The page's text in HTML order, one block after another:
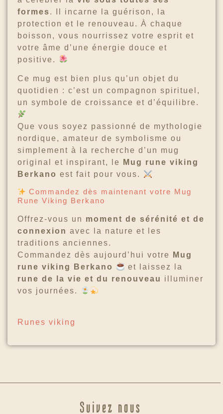
formes. Il incarne la guérison, la
protection et le renouveau. À chaque
boisson, vous nourrissez votre esprit et
votre âme d’une énergie douce et
positive.
Ce mug est bien plus qu’un objet du
quotidien : c’est un compagnon spirituel,
un symbole de croissance et d’équilibre.
Que vous soyez passionné de mythologie
nordique, amateur de symbolisme ou
simplement à la recherche d’un mug
original et inspirant, le
Mug rune viking
Berkano est fait pour vous.
Commandez dès maintenant votre Mug
Rune Viking Berkano
Offrez-vous un moment de sérénité et de
connexion avec la nature et les
traditions anciennes.
Commandez dès aujourd’hui votre
Mug
rune viking Berkano
et laissez la
rune de la vie et du renouveau illuminer
vos journées.
Runes viking
Suivez nous